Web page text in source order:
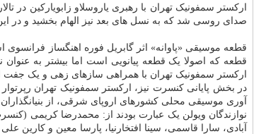
ارکستر سمفونیک تهران با رهبری یاروسلاو زابویارکین
صدای روسی شد که به نسل های بعد نیز الهام بخشید و در این
قطعه که اصولا یک قطعه پیانویی است اما بیشتر به
ارکستر سمفونیک تهران با همراهی سازهای زهی و یک جفت
در بخش پایانی کنسرت نیز، ارکستر سمفونیک تهران
آوری موسیقی محلی کشورهای اروپای شرقی، از
نوازندگان ویولن یک عبارت بودند از: محمدرضا کریمی
آبادی، سارا قاسمی، سینا افتخارنیا، پارسا معین و کارین